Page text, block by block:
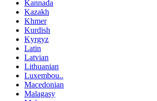
Kannada
Kazakh
Khmer
Kurdish
Kyrgyz
Latin
Latvian
Lithuanian
Luxembou..
Macedonian
Malagasy